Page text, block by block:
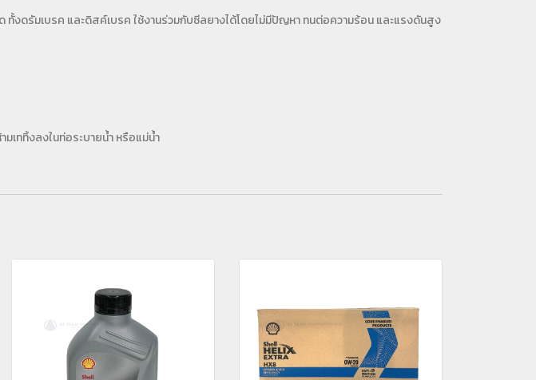
ทั้งดรัมเบรค และดิสค์เบรค ใช้งานร่วมกับซีลยางได้โดยไม่มีปัญหา ทนต่อความร้อน และแรงดันสูง
เททิ้งลงในท่อระบายน้ำ หรือแม่น้ำ